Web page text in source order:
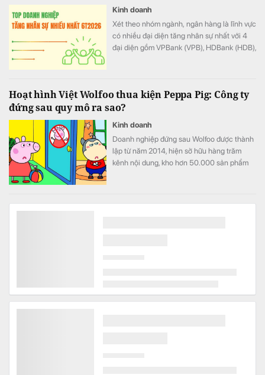
Kinh doanh
Xét theo nhóm ngành, ngân hàng là lĩnh vực
có nhiều đại diện tăng nhân sự nhất với 4
đại diện gồm VPBank (VPB), HDBank (HDB),
Hoạt hình Việt Wolfoo thua kiện Peppa Pig: Công ty
đứng sau quy mô ra sao?
Kinh doanh
Doanh nghiệp đứng sau Wolfoo được thành
lập từ năm 2014, hiện sở hữu hàng trăm
kênh nội dung, kho hơn 50.000 sản phẩm
Muốn được Mỹ dỡ bỏ lệnh trừng phạt, một quốc gia